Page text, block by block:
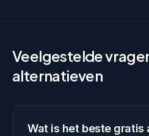
Veelgestelde
alternatieven
Wat is het beste